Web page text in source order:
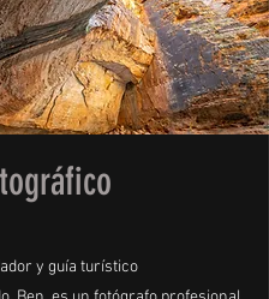
y guía turístico